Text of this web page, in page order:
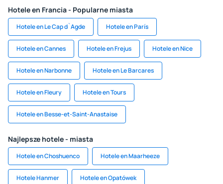
Hotele en Francia - Popularne miasta
Hotele en Le Cap d`Agde Hotele en París
Hotele en Cannes Hotele en Frejus Hotele en Nice
Hotele en Narbonne Hotele en Le Barcares
Hotele en Fleury Hotele en Tours
Hotele en Besse-et-Saint-Anastaise
Najlepsze hotele - miasta
Hotele en Choshuenco Hotele en Maarheeze
Hotele Hanmer Hotele en Opatówek